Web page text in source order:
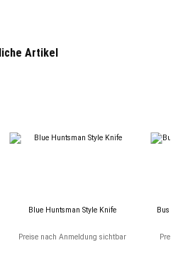
Artikel
Blue Huntsman Style Knife
Preise nach Anmeldung sichtbar